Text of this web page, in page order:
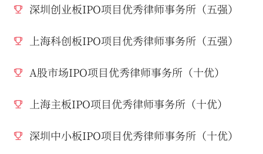
深圳创业板IPO项目优秀律师事务所（五强）
上海科创板IPO项目优秀律师事务所（五强）
A股市场IPO项目优秀律师事务所（十优）
上海主板IPO项目优秀律师事务所（十优）
深圳中小板IPO项目优秀律师事务所（十优）